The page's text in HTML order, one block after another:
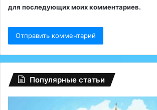
для последующих моих комментариев.
Популярные статьи